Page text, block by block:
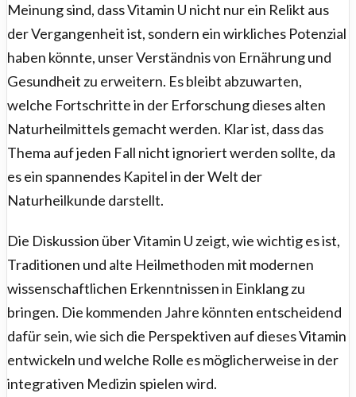
Meinung sind, dass Vitamin U nicht nur ein Relikt aus
der Vergangenheit ist, sondern ein wirkliches Potenzial
haben könnte, unser Verständnis von Ernährung und
Gesundheit zu erweitern. Es bleibt abzuwarten,
welche Fortschritte in der Erforschung dieses alten
Naturheilmittels gemacht werden. Klar ist, dass das
Thema auf jeden Fall nicht ignoriert werden sollte, da
es ein spannendes Kapitel in der Welt der
Naturheilkunde darstellt.
Die Diskussion über Vitamin U zeigt, wie wichtig es ist,
Traditionen und alte Heilmethoden mit modernen
wissenschaftlichen Erkenntnissen in Einklang zu
bringen. Die kommenden Jahre könnten entscheidend
dafür sein, wie sich die Perspektiven auf dieses Vitamin
entwickeln und welche Rolle es möglicherweise in der
integrativen Medizin spielen wird.